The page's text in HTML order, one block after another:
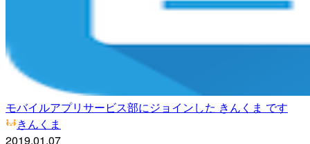
モバイルアプリサービス部にジョインした きんくま です
きんくま
2019.01.07